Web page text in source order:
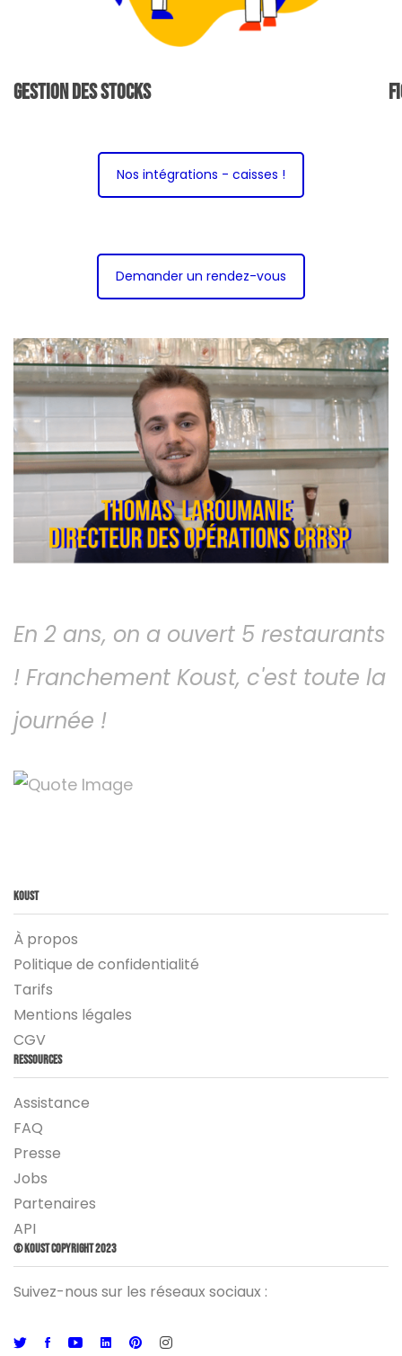
Gestion des stocks
Nos intégrations - caisses !
Demander un rendez-vous
En 2 ans, on a ouvert 5 restaurants
! Franchement Koust, c'est toute la
journée !
Koust
À propos
Politique de confidentialité
Tarifs
Mentions légales
CGV
Ressources
Assistance
FAQ
Presse
Jobs
Partenaires
API
© Koust Copyright 2023
Suivez-nous sur les réseaux sociaux :